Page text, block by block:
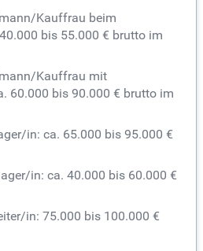
Kauffrau beim
bis 55.000 € brutto im
Kauffrau mit
60.000 bis 90.000 € brutto im
in: ca. 65.000 bis 95.000 €
in: ca. 40.000 bis 60.000 €
in: 75.000 bis 100.000 €